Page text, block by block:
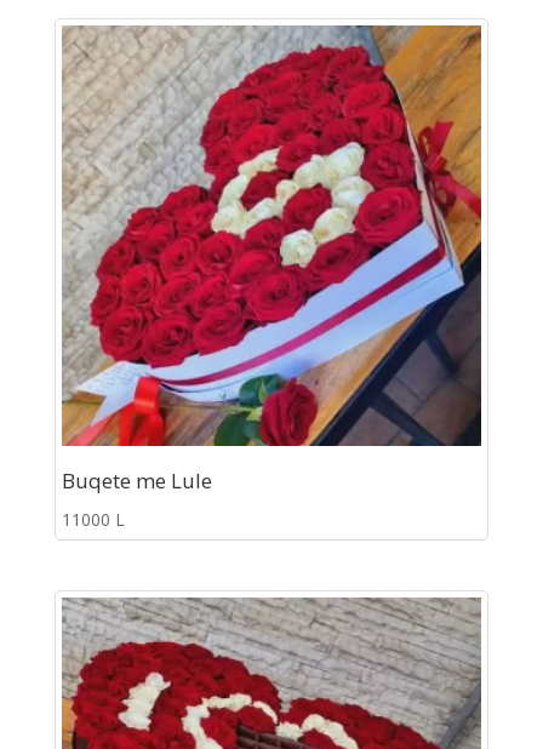
Buqete me Lule
11000 L